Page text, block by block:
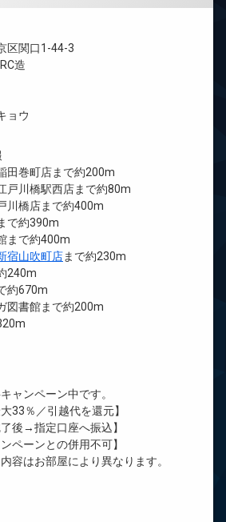
関口1-44-3
造
ョウ
田巻町店まで約200m
戸川橋駅西店まで約80m
川橋店まで約400m
で約390m
まで約400m
宿山吹町店まで約230m
240m
約670m
図書館まで約200m
キャンペーン中です。
33％／引越代を還元】
後→指定口座へ振込】
ペーンとの併用不可】
容はお部屋により異なります。